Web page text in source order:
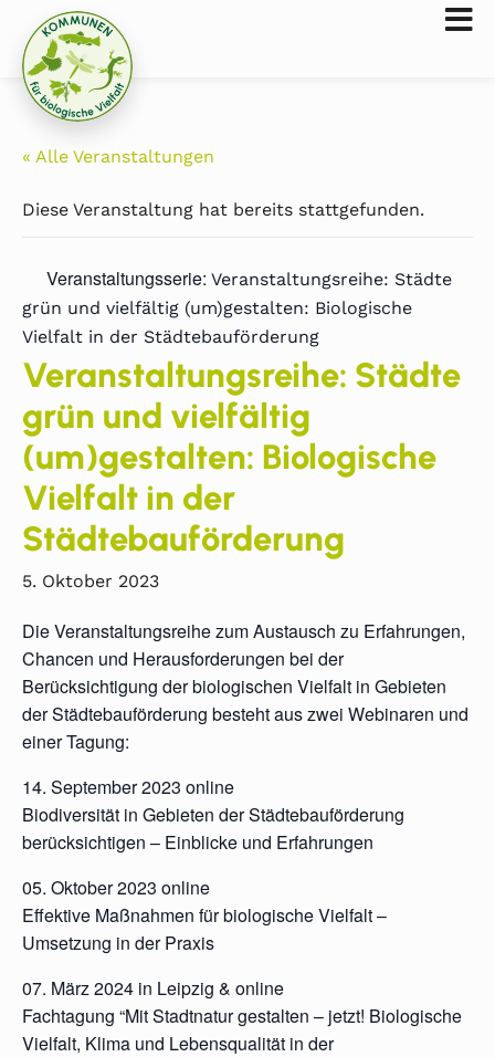
« Alle Veranstaltungen
Diese Veranstaltung hat bereits stattgefunden.
Veranstaltungsserie: Veranstaltungsreihe: Städte
grün und vielfältig (um)gestalten: Biologische
Vielfalt in der Städtebauförderung
Veranstaltungsreihe: Städte
grün und vielfältig
(um)gestalten: Biologische
Vielfalt in der
Städtebauförderung
5. Oktober 2023
Die Veranstaltungsreihe zum Austausch zu Erfahrungen,
Chancen und Herausforderungen bei der
Berücksichtigung der biologischen Vielfalt in Gebieten
der Städtebauförderung besteht aus zwei Webinaren und
einer Tagung:
14. September 2023 online
Biodiversität in Gebieten der Städtebauförderung
berücksichtigen – Einblicke und Erfahrungen
05. Oktober 2023 online
Effektive Maßnahmen für biologische Vielfalt –
Umsetzung in der Praxis
07. März 2024 in Leipzig & online
Fachtagung “Mit Stadtnatur gestalten – jetzt! Biologische
Vielfalt, Klima und Lebensqualität in der